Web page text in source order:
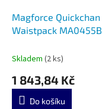
Magforce Quickchan
Waistpack MA0455B
Skladem (2 ks)
1 843,84 Kč
Do košíku